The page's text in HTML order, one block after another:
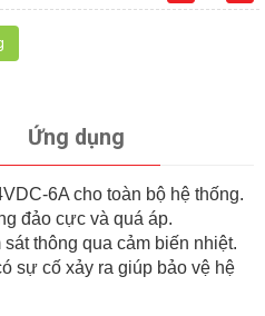
Ứng dụng
6A cho toàn bộ hệ thống.
đảo cực và quá áp.
thông qua cảm biến nhiệt.
sự cố xảy ra giúp bảo vệ hệ